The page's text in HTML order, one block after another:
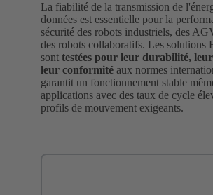
La fiabilité de la transmission de
données est essentielle pour la
sécurité des robots industriels, des
des robots collaboratifs. Les
sont testées pour leur durabilité,
leur conformité aux normes
garantit un fonctionnement stable
applications avec des taux de cycle
profils de mouvement exigeants.